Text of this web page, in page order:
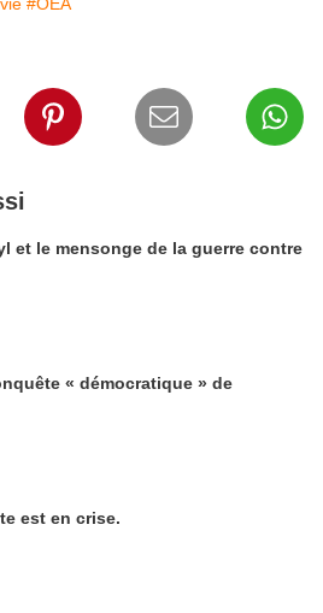
et le mensonge de la guerre contre
« démocratique » de
est en crise.